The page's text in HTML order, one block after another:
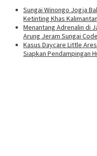
Sungai Winongo Jogja
Ketinting Khas Kalimantan
Menantang Adrenalin di
Arung Jeram Sungai
Kasus Daycare Little
Siapkan Pendampingan